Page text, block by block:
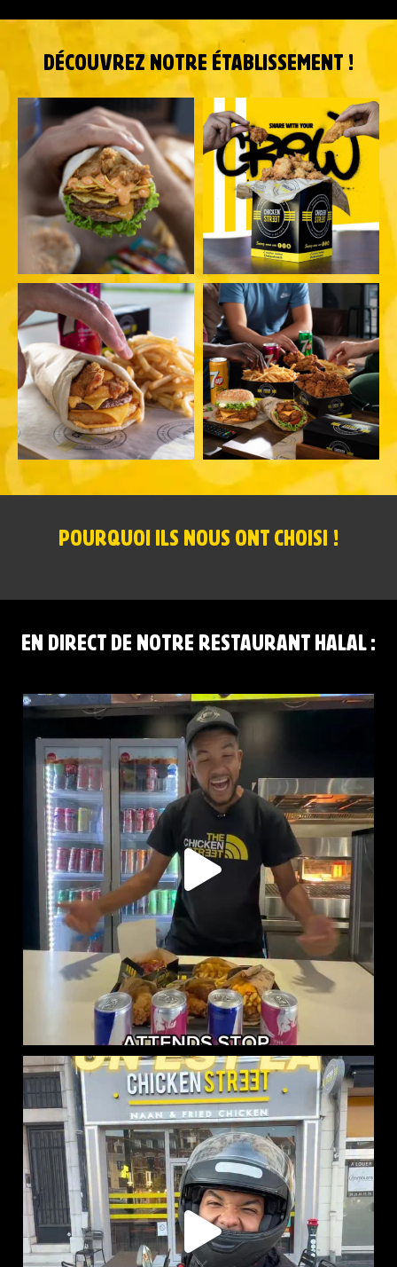
DÉCOUVREZ NOTRE ÉTABLISSEMENT !
POURQUOI ILS NOUS ONT CHOISI !
EN DIRECT DE NOTRE RESTAURANT HALAL :
RED BULL PÊCHE BLANCHE ET CLASSIQUE DISPONIBLES...
58 1
CHICKEN STREET LENS EST LÀ
12 Place...
45 37